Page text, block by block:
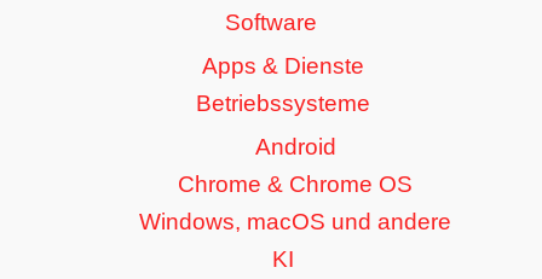
Software
Apps & Dienste
Betriebssysteme
Android
Chrome & Chrome OS
Windows, macOS und andere
KI